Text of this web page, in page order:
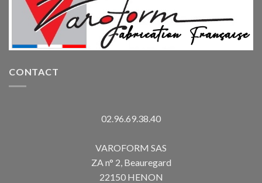
CONTACT
02.96.69.38.40
VAROFORM SAS
ZA n° 2, Beauregard
22150 HENON